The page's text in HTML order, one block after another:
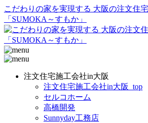
こだわりの家を実現する 大阪の注文住
「SUMOKA～すもか」
注文住宅施工会社in大阪
注文住宅施工会社in大阪_top
セルコホーム
高橋開発
Sunnyday工務店